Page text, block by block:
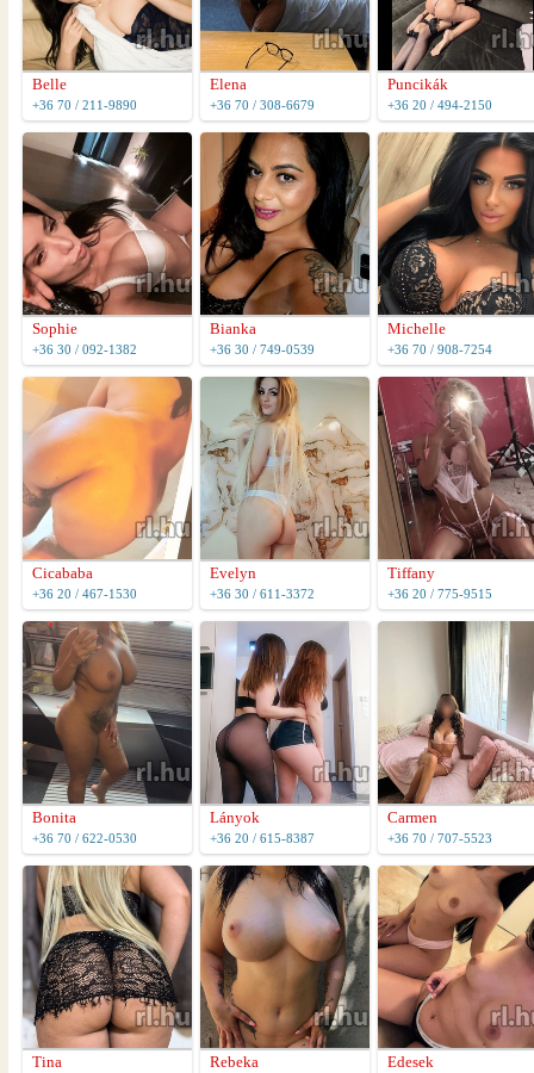
Belle
+36 70 / 211-9890
Elena
+36 70 / 308-6679
Puncikák
+36 20 / 494-2150
Sophie
+36 30 / 092-1382
Bianka
+36 30 / 749-0539
Michelle
+36 70 / 908-7254
Cicababa
+36 20 / 467-1530
Evelyn
+36 30 / 611-3372
Tiffany
+36 20 / 775-9515
Bonita
+36 70 / 622-0530
Lányok
+36 20 / 615-8387
Carmen
+36 70 / 707-5523
Tina Rebeka Edesek